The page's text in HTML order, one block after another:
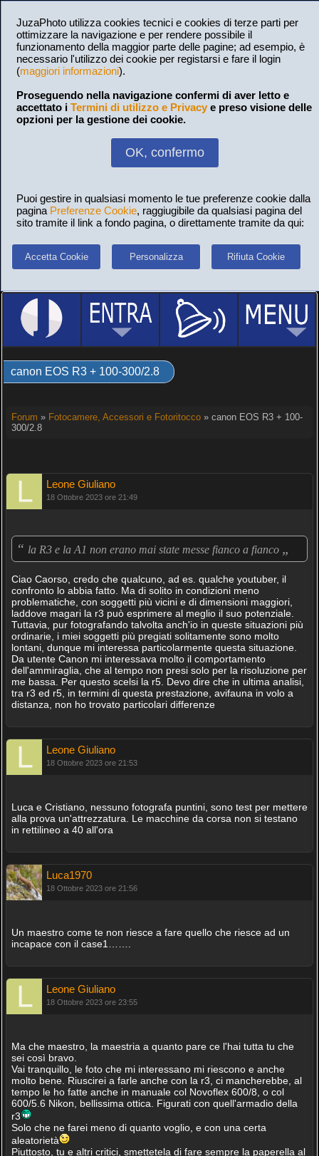
JuzaPhoto utilizza cookies tecnici e cookies di terze parti per
ottimizzare la navigazione e per rendere possibile il
funzionamento della maggior parte delle pagine; ad esempio, è
necessario l'utilizzo dei cookie per registarsi e fare il login
(maggiori informazioni).
Proseguendo nella navigazione confermi di aver letto e
accettato i Termini di utilizzo e Privacy e preso visione delle
opzioni per la gestione dei cookie.
OK, confermo
Puoi gestire in qualsiasi momento le tue preferenze cookie dalla
pagina Preferenze Cookie, raggiugibile da qualsiasi pagina del
sito tramite il link a fondo pagina, o direttamente tramite da qui:
Accetta Cookie Personalizza Rifiuta Cookie
canon EOS R3 + 100-300/2.8
Forum » Fotocamere, Accessori e Fotoritocco» canon EOS R3 + 100-
300/2.8
Leone Giuliano
18 Ottobre 2023 ore 21:49
“ la R3 e la A1 non erano mai state messe fianco a fianco „
Ciao Caorso, credo che qualcuno, ad es. qualche youtuber, il
confronto lo abbia fatto. Ma di solito in condizioni meno
problematiche, con soggetti più vicini e di dimensioni maggiori,
laddove magari la r3 può esprimere al meglio il suo potenziale.
Tuttavia, pur fotografando talvolta anch'io in queste situazioni più
ordinarie, i miei soggetti più pregiati solitamente sono molto
lontani, dunque mi interessa particolarmente questa situazione.
Da utente Canon mi interessava molto il comportamento
dell'ammiraglia, che al tempo non presi solo per la risoluzione per
me bassa. Per questo scelsi la r5. Devo dire che in ultima analisi,
tra r3 ed r5, in termini di questa prestazione, avifauna in volo a
distanza, non ho trovato particolari differenze
Leone Giuliano
18 Ottobre 2023 ore 21:53
Luca e Cristiano, nessuno fotografa puntini, sono test per mettere
alla prova un'attrezzatura. Le macchine da corsa non si testano
in rettilineo a 40 all'ora
Luca1970
18 Ottobre 2023 ore 21:56
Un maestro come te non riesce a fare quello che riesce ad un
incapace con il case1…….
Leone Giuliano
18 Ottobre 2023 ore 23:55
Ma che maestro, la maestria a quanto pare ce l'hai tutta tu che
sei così bravo.
Vai tranquillo, le foto che mi interessano mi riescono e anche
molto bene. Riuscirei a farle anche con la r3, ci mancherebbe, al
tempo le ho fatte anche in manuale col Novoflex 600/8, o col
600/5.6 Nikon, bellissima ottica. Figurati con quell'armadio della
r3
Solo che ne farei meno di quanto voglio, e con una certa
aleatorietà
Piuttosto, tu e altri critici, smettetela di fare sempre la paperella al